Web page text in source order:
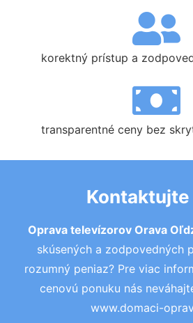
korektný prístup a
transparentné ceny bez
Kontaktujte
Oprava televízorov Orava
skúsených a zodpovedných
rozumný peniaz? Pre viac
cenovú ponuku nás
www.domaci-